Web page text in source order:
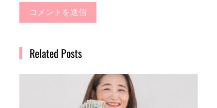
Related Posts